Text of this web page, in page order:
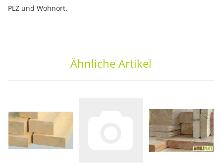
PLZ und Wohnort.
Ähnliche Artikel